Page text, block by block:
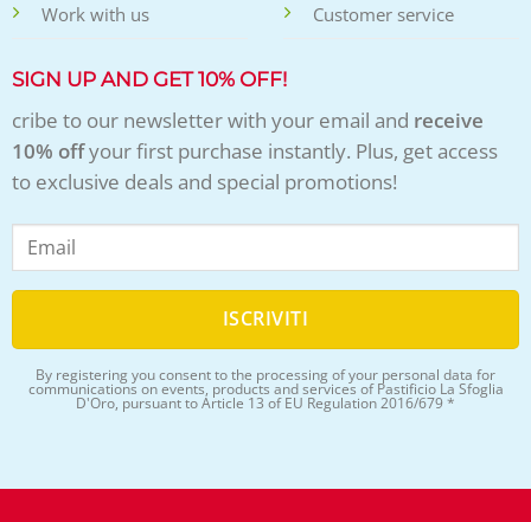
Work with us Customer service
SIGN UP AND GET 10% OFF!
cribe to our newsletter with your email and receive
10% offyour first purchase instantly. Plus, get access
to exclusive deals and special promotions!
By registering you consent to the processing of your personal data for
communications on events, products and services of Pastificio La Sfoglia
D'Oro, pursuant to Article 13 of EU Regulation 2016/679 *